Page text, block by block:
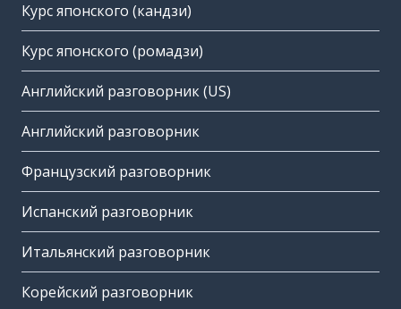
Курс японского (кандзи)
Курс японского (ромадзи)
Английский разговорник (US)
Английский разговорник
Французский разговорник
Испанский разговорник
Итальянский разговорник
Корейский разговорник